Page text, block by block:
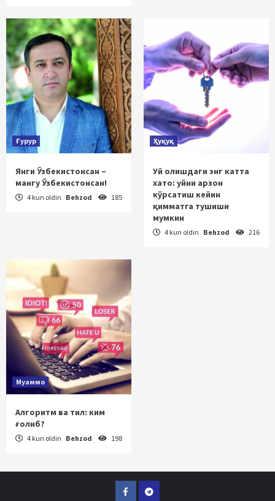
Ғурур
Янги Ўзбекистонсан –
мангу Ўзбекистонсан!
4 kun oldin Behzod 185
Ҳуқуқ
Уй олишдаги энг катта
хато: уйни арзон
кўрсатиш кейин
қимматга тушиши
мумкин
4 kun oldin Behzod 216
Муаммо
Алгоритм ва тил: ким
ғолиб?
4 kun oldin Behzod 198
FacebookTelegram